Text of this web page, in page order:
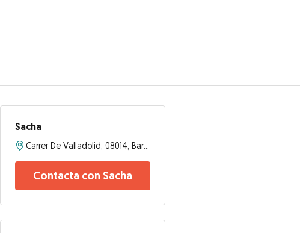
Sacha
Carrer De Valladolid, 08014, Barcelona
Contacta con Sacha